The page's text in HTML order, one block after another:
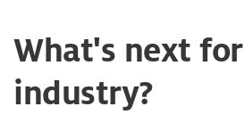
What's next
industry?